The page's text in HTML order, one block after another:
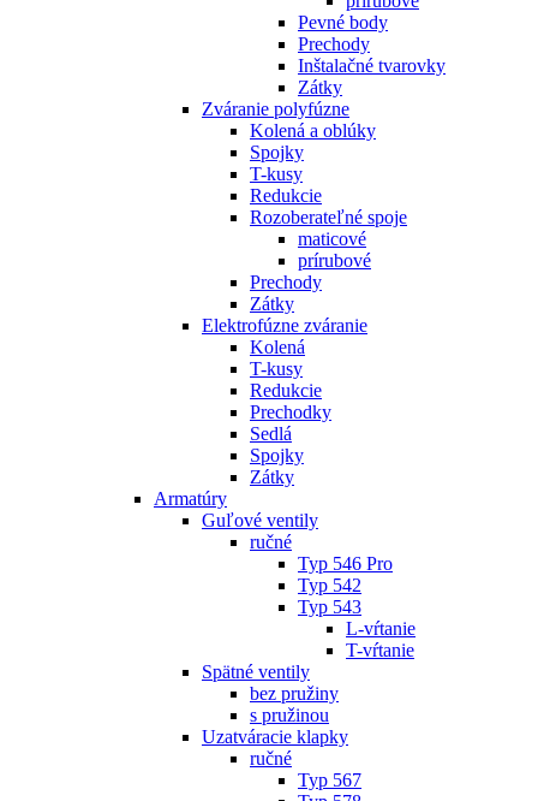
Pevné body
Prechody
Inštalačné tvarovky
Zátky
Zváranie polyfúzne
Kolená a oblúky
Spojky
T-kusy
Redukcie
Rozoberateľné spoje
maticové
prírubové
Prechody
Zátky
Elektrofúzne zváranie
Kolená
T-kusy
Redukcie
Prechodky
Sedlá
Spojky
Zátky
Armatúry
Guľové ventily
ručné
Typ 546 Pro
Typ 542
Typ 543
L-vŕtanie
T-vŕtanie
Spätné ventily
bez pružiny
s pružinou
Uzatváracie klapky
ručné
Typ 567